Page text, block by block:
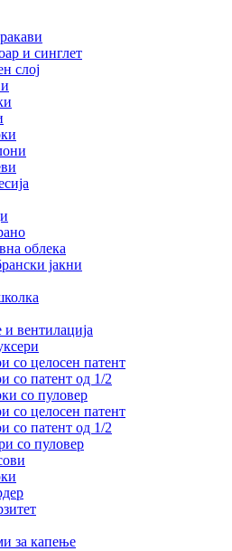
и синглет
слој
облека
јакни
и вентилација
со целосен патент
со патент од 1/2
со пуловер
со целосен патент
со патент од 1/2
со пуловер
за капење